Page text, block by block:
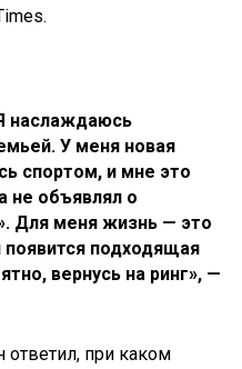
наслаждаюсь
У меня новая
спортом, и мне это
не объявлял о
Для меня жизнь — это
подходящая
вернусь на ринг», —
ответил, при каком